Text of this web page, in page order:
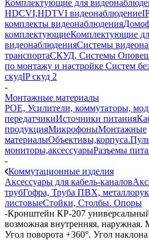
Комплектующие для
HDCVI,HDTVI видеонаблюдение
комплекты видеонаблюдения
комплектующиеКомплектующие
видеонаблюденияСистемы
транспортаСКУД, Системы
по монтажу и настройке Систем
скудIP скуд 2
-
Монтажные материалы
POE, Усилители, коммутаторы,
передатчикиИсточники питания
продукцияМикрофоныМонтажные
материалыОбъективы,корпуса.
мониторы,аксессуарыРазъемы
-
Коммутационные изделия
Аксессуары для кабель-каналов
трубГофра, Труба ПВХ,
листовыеСтойки, Столбы. Опоры
-Кронштейн КР-207
возможная внутренняя, наружная.
Угол поворота +360°. Угол наклона